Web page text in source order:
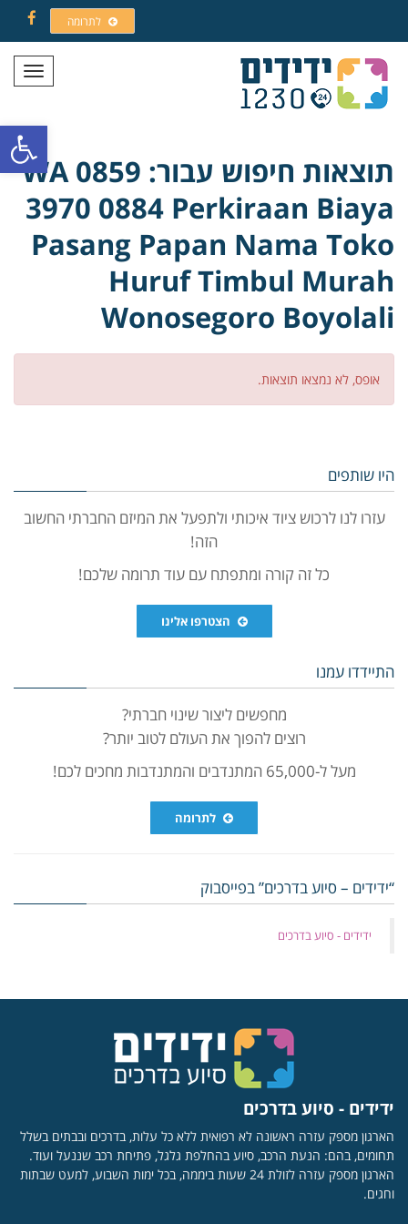
פתח
לתרומה
תפריט
תוצאות חיפוש עבור: WA 0859
3970 0884 Perkiraan Biaya
Pasang Papan Nama Toko
Huruf Timbul Murah
Wonosegoro Boyolali
אופס, לא נמצאו תוצאות.
היו שותפים
עזרו לנו לרכוש ציוד איכותי ולתפעל את המיזם החברתי החשוב
הזה!
כל זה קורה ומתפתח עם עוד תרומה שלכם!
הצטרפו אלינו
התיידדו עמנו
מחפשים ליצור שינוי חברתי?
רוצים להפוך את העולם לטוב יותר?
מעל ל-65,000 המתנדבים והמתנדבות מחכים לכם!
לתרומה
“ידידים – סיוע בדרכים” בפייסבוק
‏ידידים - סיוע בדרכים
ידידים - סיוע בדרכים
הארגון מספק עזרה ראשונה לא רפואית ללא כל עלות, בדרכים ובבתים בשלל
תחומים, בהם: הנעת הרכב, סיוע בהחלפת גלגל, פתיחת רכב שננעל ועוד.
הארגון מספק עזרה לזולת 24 שעות ביממה, בכל ימות השבוע, למעט שבתות
וחגים.